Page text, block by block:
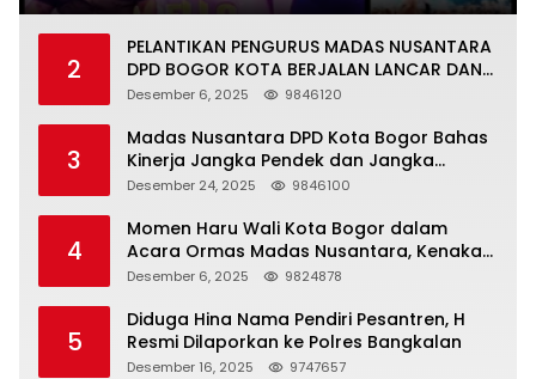
2
PELANTIKAN PENGURUS MADAS NUSANTARA
DPD BOGOR KOTA BERJALAN LANCAR DAN
KHIDMAT
Desember 6, 2025 9846120
3
Madas Nusantara DPD Kota Bogor Bahas
Kinerja Jangka Pendek dan Jangka
Panjang
Desember 24, 2025 9846100
4
Momen Haru Wali Kota Bogor dalam
Acara Ormas Madas Nusantara, Kenakan
Peci Hitam Tinggi sebagai Simbol
Desember 6, 2025 9824878
5
Diduga Hina Nama Pendiri Pesantren, H
Resmi Dilaporkan ke Polres Bangkalan
Desember 16, 2025 9747657